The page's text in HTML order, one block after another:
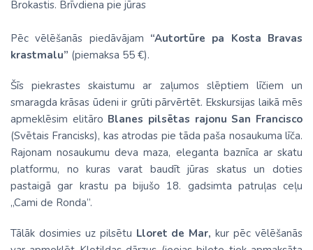
Brokastis. Brīvdiena pie jūras
Pēc vēlēšanās piedāvājam “Autortūre pa Kosta Bravas
krastmalu” (piemaksa 55 €).
Šīs piekrastes skaistumu ar zaļumos slēptiem līčiem un
smaragda krāsas ūdeni ir grūti pārvērtēt. Ekskursijas laikā mēs
apmeklēsim elitāro Blanes pilsētas rajonu San Francisco
(Svētais Francisks), kas atrodas pie tāda paša nosaukuma līča.
Rajonam nosaukumu deva maza, eleganta baznīca ar skatu
platformu, no kuras varat baudīt jūras skatus un doties
pastaigā gar krastu pa bijušo 18. gadsimta patruļas ceļu
„Cami de Ronda”.
Tālāk dosimies uz pilsētu Lloret de Mar, kur pēc vēlēšanās